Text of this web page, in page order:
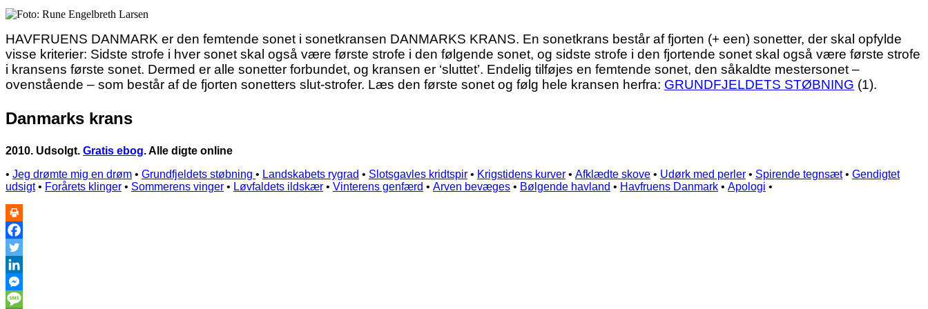
HAVFRUENS DANMARK er den femtende sonet i sonetkransen DANMARKS KRANS. En sonetkrans består af fjorten (+ een) sonetter, der skal opfylde
visse kriterier: Sidste strofe i hver sonet skal også være første strofe i den følgende sonet, og sidste strofe i den fjortende sonet skal også være første strofe
i kransens første sonet. Dermed er alle sonetter forbundet, og kransen er ‘sluttet’. Endelig tilføjes en femtende sonet, den såkaldte mestersonet –
ovenstående – som består af de fjorten sonetters slut-strofer. Læs den første sonet og følg hele kransen herfra: GRUNDFJELDETS STØBNING (1).
Danmarks krans
2010. Udsolgt. Gratis ebog. Alle digte online
• Jeg drømte mig en drøm • Grundfjeldets støbning • Landskabets rygrad • Slotsgavles kridtspir • Krigstidens kurver • Afklædte skove • Udørk med perler • Spirende tegnsæt• Gendigtet
udsigt• Forårets klinger • Sommerens vinger • Løvfaldets ildskær • Vinterens genfærd • Arven bevæges • Bølgende havland • Havfruens Danmark • Apologi •